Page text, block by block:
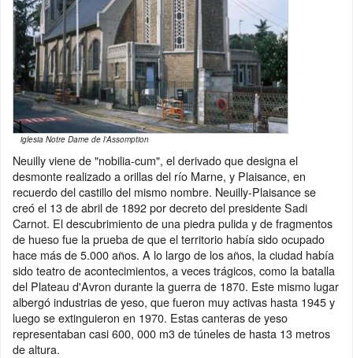
iglesia Notre Dame de l'Assomption
Neuilly viene de "nobilia-cum", el derivado que designa el
desmonte realizado a orillas del río Marne, y Plaisance, en
recuerdo del castillo del mismo nombre. Neuilly-Plaisance se
creó el 13 de abril de 1892 por decreto del presidente Sadi
Carnot. El descubrimiento de una piedra pulida y de fragmentos
de hueso fue la prueba de que el territorio había sido ocupado
hace más de 5.000 años. A lo largo de los años, la ciudad había
sido teatro de acontecimientos, a veces trágicos, como la batalla
del Plateau d'Avron durante la guerra de 1870. Este mismo lugar
albergó industrias de yeso, que fueron muy activas hasta 1945 y
luego se extinguieron en 1970. Estas canteras de yeso
representaban casi 600, 000 m3 de túneles de hasta 13 metros
de altura.